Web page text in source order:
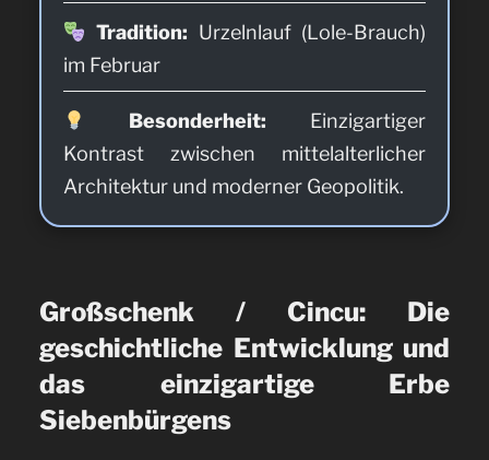
Tradition: Urzelnlauf (Lole-Brauch)
im Februar
Besonderheit: Einzigartiger
Kontrast zwischen mittelalterlicher
Architektur und moderner Geopolitik.
Großschenk / Cincu: Die
geschichtliche Entwicklung und
das einzigartige Erbe
Siebenbürgens